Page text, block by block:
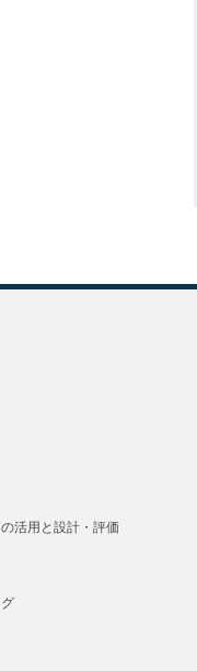
活用と設計・評価